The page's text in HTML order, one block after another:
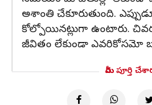
అశాంతి చేకూరుతుంది.
కోల్పోయినట్లుగా ఉంటారు.
జీవితం లేకుండా ఎవరికోసమో
మీరు పూర్తి